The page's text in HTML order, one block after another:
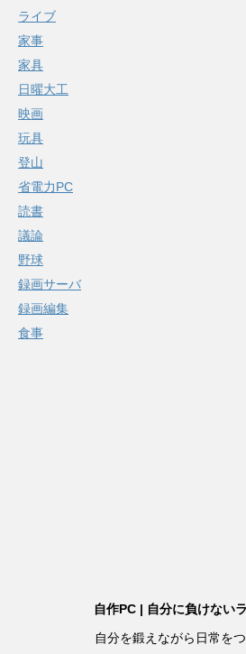
ライブ
家事
家具
日曜大工
映画
玩具
登山
省電力PC
読書
議論
野球
録画サーバ
録画編集
食事
自作PC | 自分に負けない
自分を鍛えながら日常を